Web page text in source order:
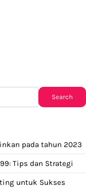
Search
pada tahun 2023
Tips dan Strategi
untuk Sukses